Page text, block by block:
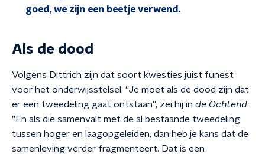
goed, we zijn een beetje verwend.
Als de dood
Volgens Dittrich zijn dat soort kwesties juist funest
voor het onderwijsstelsel. ''Je moet als de dood zijn dat
er een tweedeling gaat ontstaan'', zei hij in de Ochtend.
''En als die samenvalt met de al bestaande tweedeling
tussen hoger en laagopgeleiden, dan heb je kans dat de
samenleving verder fragmenteert. Dat is een